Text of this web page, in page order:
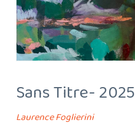
Sans Titre- 2025
Laurence Foglierini